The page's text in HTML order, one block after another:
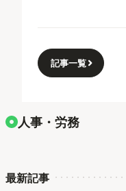
記事一覧
人事・労務
最新記事